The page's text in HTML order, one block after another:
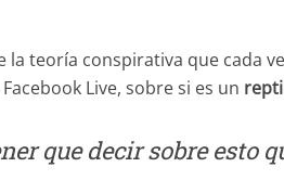
la teoría conspirativa que cada
Live, sobre si es un
que decir sobre esto